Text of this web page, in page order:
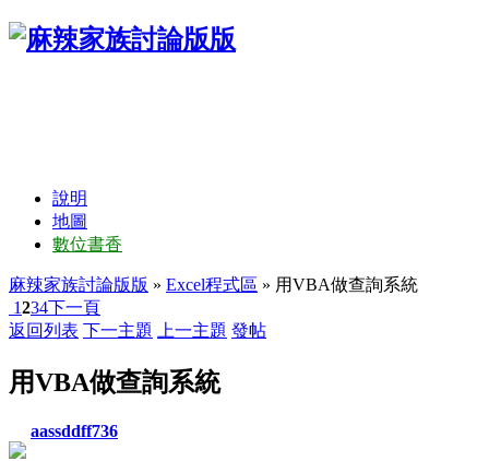
說明
地圖
數位書香
麻辣家族討論版版 » Excel程式區 » 用VBA做查詢系統
1234下一頁
返回列表 下一主題 上一主題 發帖
用VBA做查詢系統
aassddff736